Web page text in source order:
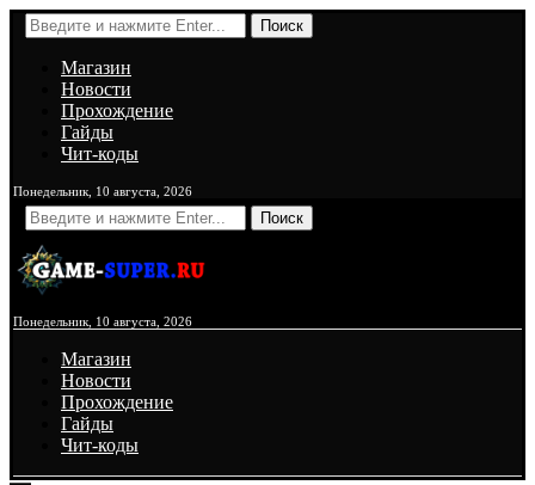
Поиск
Магазин
Новости
Прохождение
Гайды
Чит-коды
Понедельник, 10 августа, 2026
Поиск
Понедельник, 10 августа, 2026
Магазин
Новости
Прохождение
Гайды
Чит-коды